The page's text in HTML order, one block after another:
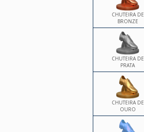
CHUTEIRA DE
BRONZE
CHUTEIRA DE
PRATA
CHUTEIRA DE
OURO